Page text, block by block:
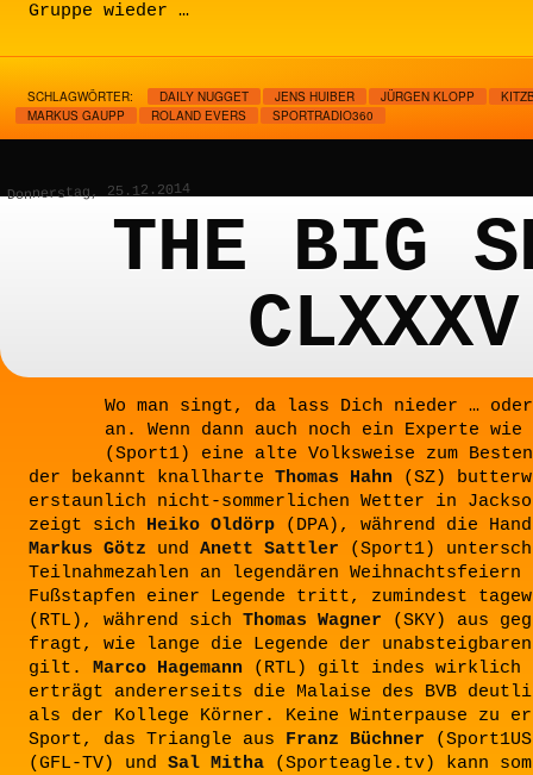
Gruppe wieder …
SCHLAGWÖRTER: DAILY NUGGET JENS HUIBER JÜRGEN KLOPP
MARKUS GAUPP
ROLAND EVERS SPORTRADIO360
Donnerstag, 25.12.2014
THE BIG
CLXXXV
Wo man singt, da lass Dich nieder …
an. Wenn dann auch noch ein Experte wie
(Sport1) eine alte Volksweise zum
der bekannt knallharte Thomas Hahn (SZ)
erstaunlich nicht-sommerlichen Wetter in
zeigt sich Heiko Oldörp (DPA), während die
Markus Götz und Anett Sattler (Sport1)
Teilnahmezahlen an legendären
Fußstapfen einer Legende tritt, zumindest
(RTL), während sich Thomas Wagner (SKY) aus
fragt, wie lange die Legende der
gilt. Marco Hagemann (RTL) gilt indes wirklich
erträgt andererseits die Malaise des BVB
als der Kollege Körner. Keine Winterpause zu
Sport, das Triangle aus Franz Büchner
(GFL-TV) und Sal Mitha (Sporteagle.tv) kann